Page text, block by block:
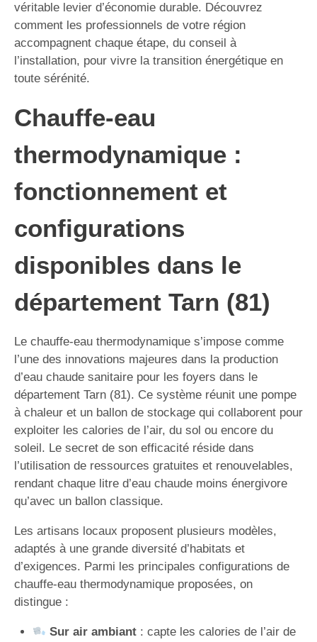
véritable levier d’économie durable. Découvrez
comment les professionnels de votre région
accompagnent chaque étape, du conseil à
l’installation, pour vivre la transition énergétique en
toute sérénité.
Chauffe-eau
thermodynamique :
fonctionnement et
configurations
disponibles dans le
département Tarn (81)
Le chauffe-eau thermodynamique s’impose comme
l’une des innovations majeures dans la production
d’eau chaude sanitaire pour les foyers dans le
département Tarn (81). Ce système réunit une pompe
à chaleur et un ballon de stockage qui collaborent pour
exploiter les calories de l’air, du sol ou encore du
soleil. Le secret de son efficacité réside dans
l’utilisation de ressources gratuites et renouvelables,
rendant chaque litre d’eau chaude moins énergivore
qu’avec un ballon classique.
Les artisans locaux proposent plusieurs modèles,
adaptés à une grande diversité d’habitats et
d’exigences. Parmi les principales configurations de
chauffe-eau thermodynamique proposées, on
distingue :
Sur air ambiant: capte les calories de l’air de